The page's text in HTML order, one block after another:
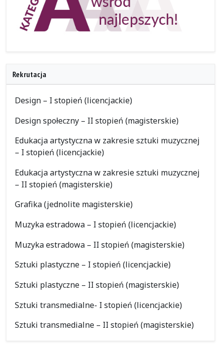
Rekrutacja
Design – I stopień (licencjackie)
Design społeczny – II stopień (magisterskie)
Edukacja artystyczna w zakresie sztuki muzycznej
– I stopień (licencjackie)
Edukacja artystyczna w zakresie sztuki muzycznej
– II stopień (magisterskie)
Grafika (jednolite magisterskie)
Muzyka estradowa – I stopień (licencjackie)
Muzyka estradowa – II stopień (magisterskie)
Sztuki plastyczne – I stopień (licencjackie)
Sztuki plastyczne – II stopień (magisterskie)
Sztuki transmedialne- I stopień (licencjackie)
Sztuki transmedialne – II stopień (magisterskie)